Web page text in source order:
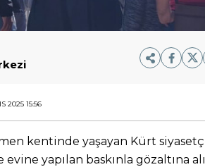
2025 15:56
kentinde yaşayan Kürt
yapılan baskınla gözaltına